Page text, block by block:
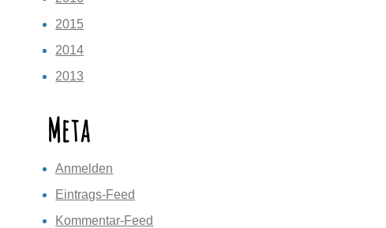
2015
2014
2013
Meta
Anmelden
Eintrags-Feed
Kommentar-Feed